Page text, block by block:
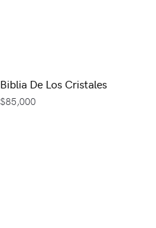
Biblia De Los Cristales
$85,000